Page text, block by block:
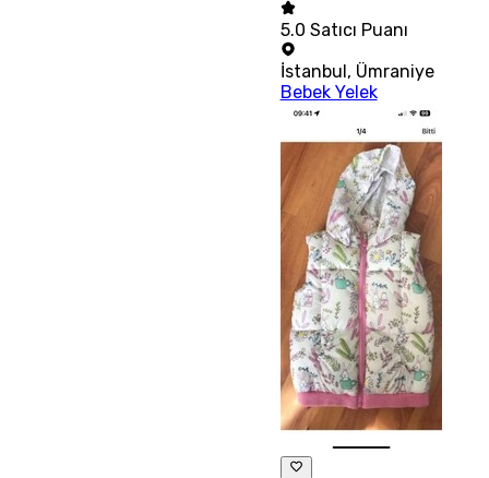
5.0 Satıcı Puanı
İstanbul, Ümraniye
Bebek Yelek